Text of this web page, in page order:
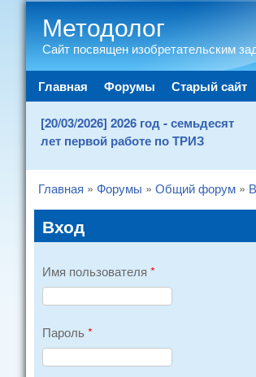
Методолог
Сайт посвящен изобретательским
Main menu
Главная Форумы Старый сайт
[20/03/2026] 2026 год - семьдесят
лет первой работе по ТРИЗ
You are here
Главная » Форумы » Общий форум »
Вход
Имя пользователя *
Пароль *